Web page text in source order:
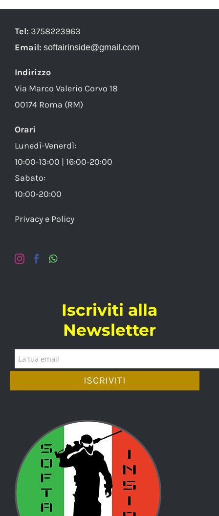
Tel: 3758223963
Email: softairinside@gmail.com
Indirizzo
Via Marco Valerio Corvo 18
00174 Roma (RM)
Orari
Lunedì-Venerdì:
10:00-13:00 | 16:00-20:00
Sabato:
10:00-20:00
Privacy e Policy
Iscriviti alla
Newsletter